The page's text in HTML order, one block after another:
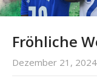
Fröhliche
Dezember 21, 2024